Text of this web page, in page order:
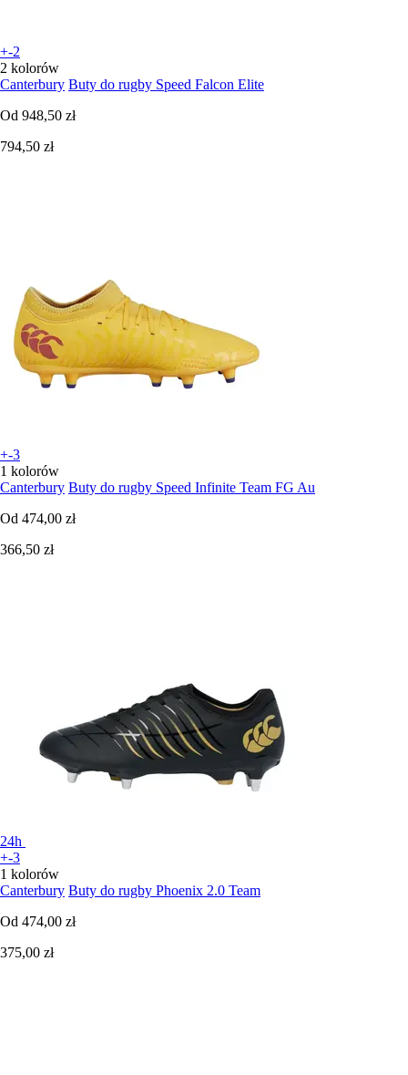
+-2
2 kolorów
Canterbury Buty do rugby Speed Falcon Elite
Od 948,50 zł
794,50 zł
+-3
1 kolorów
Canterbury Buty do rugby Speed Infinite Team FG Au
Od 474,00 zł
366,50 zł
24h
+-3
1 kolorów
Canterbury Buty do rugby Phoenix 2.0 Team
Od 474,00 zł
375,00 zł